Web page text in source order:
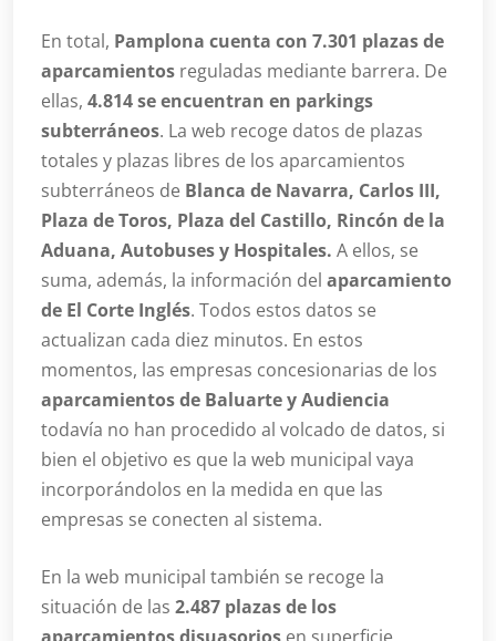
En total, Pamplona cuenta con 7.301 plazas de
aparcamientos reguladas mediante barrera. De
ellas, 4.814 se encuentran en parkings
subterráneos. La web recoge datos de plazas
totales y plazas libres de los aparcamientos
subterráneos de Blanca de Navarra, Carlos III,
Plaza de Toros, Plaza del Castillo, Rincón de la
Aduana, Autobuses y Hospitales. A ellos, se
suma, además, la información del aparcamiento
de El Corte Inglés. Todos estos datos se
actualizan cada diez minutos. En estos
momentos, las empresas concesionarias de los
aparcamientos de Baluarte y Audiencia
todavía no han procedido al volcado de datos, si
bien el objetivo es que la web municipal vaya
incorporándolos en la medida en que las
empresas se conecten al sistema.
En la web municipal también se recoge la
situación de las 2.487 plazas de los